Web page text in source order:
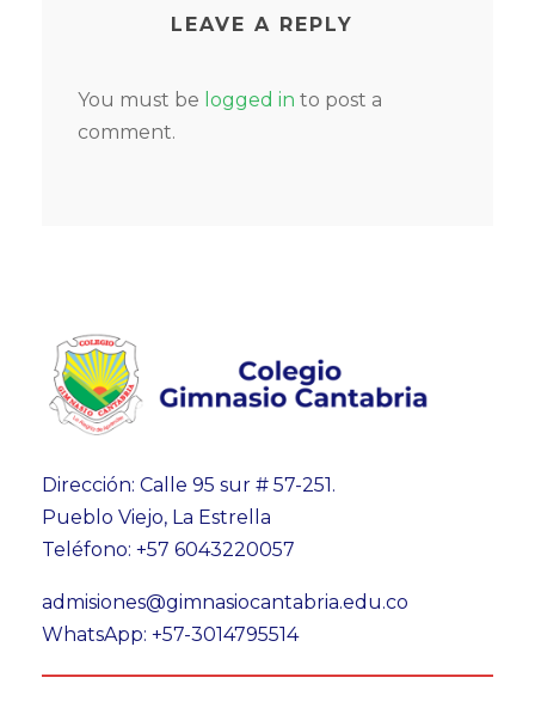
LEAVE A REPLY
You must be logged in to post a
comment.
Dirección: Calle 95 sur # 57-251.
Pueblo Viejo, La Estrella
Teléfono: +57 6043220057
admisiones@gimnasiocantabria.edu.co
WhatsApp: +57-3014795514